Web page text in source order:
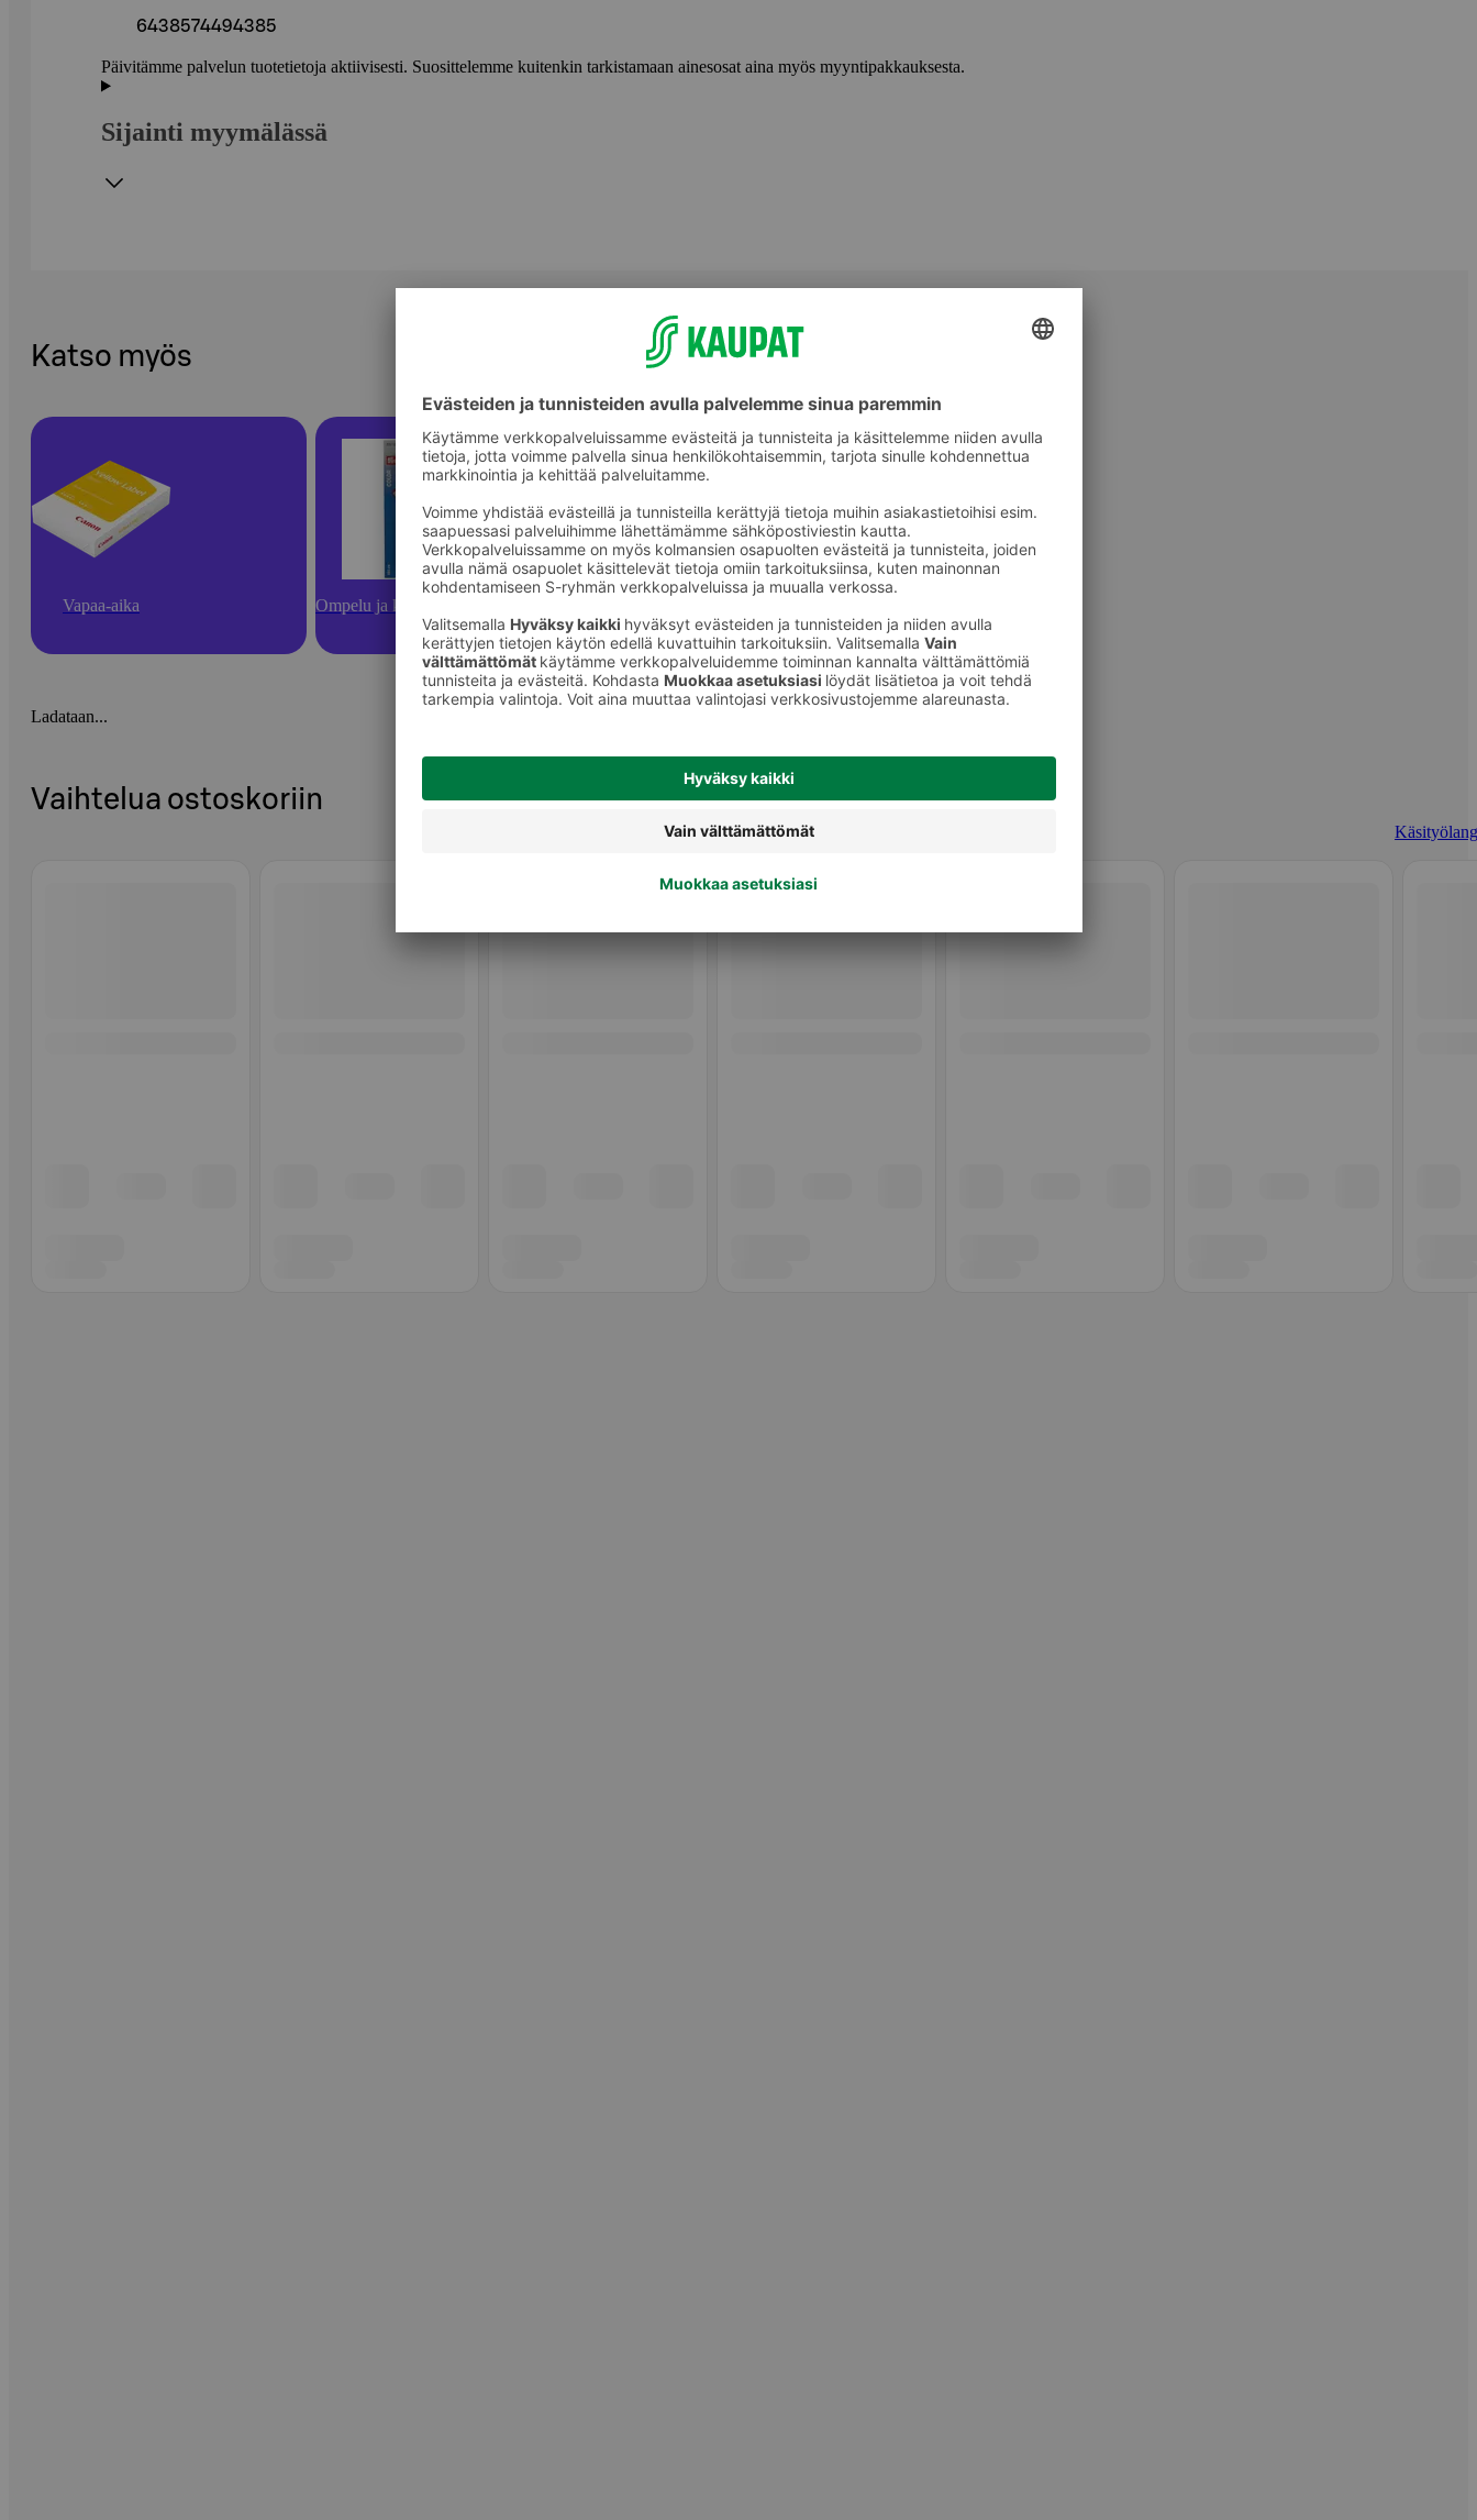
6438574494385
Päivitämme palvelun tuotetietoja aktiivisesti. Suosittelemme kuitenkin tarkistamaan ainesosat aina myös myyntipakkauksesta.
Sijainti myymälässä
Katso myös
Vapaa-aika Ompelu ja käsityötarvikkeet
Ladataan...
Vaihtelua ostoskoriin